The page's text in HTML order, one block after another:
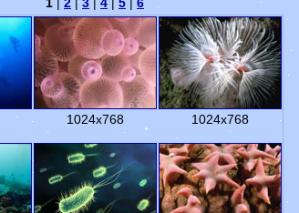
1024x768 1024x768
-Книга судеб
-Книга перемен
Гороскоп на сегодня
Гороскоп на 2022 год